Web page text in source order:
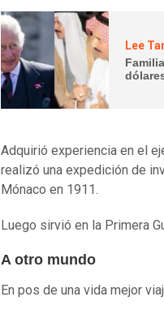
Lee
Adquirió experiencia en el
realizó una expedición de
Mónaco en 1911.
Luego sirvió en la Primera
A otro mundo
En pos de una vida mejor